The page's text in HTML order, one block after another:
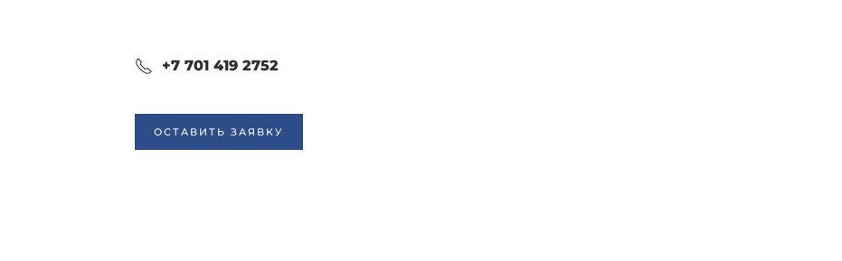
+7 701 419 2752
ОСТАВИТЬ ЗАЯВКУ